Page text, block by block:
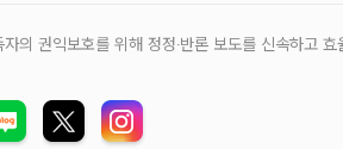
의 권익보호를 위해 정정‧반론 보도를 신속하고